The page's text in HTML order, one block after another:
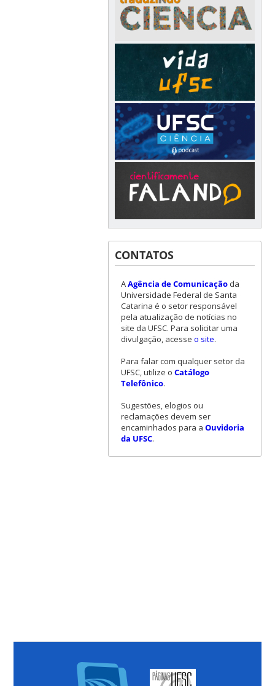
CONTATOS
AAgência de Comunicaçãoda
Universidade Federal de Santa
Catarina é o setor responsável
pela atualização de notícias no
site da UFSC. Para solicitar uma
divulgação, acesse o site.
Para falar com qualquer setor da
UFSC, utilize o Catálogo
Telefônico.
Sugestões, elogios ou
reclamações devem ser
encaminhados para a Ouvidoria
da UFSC.